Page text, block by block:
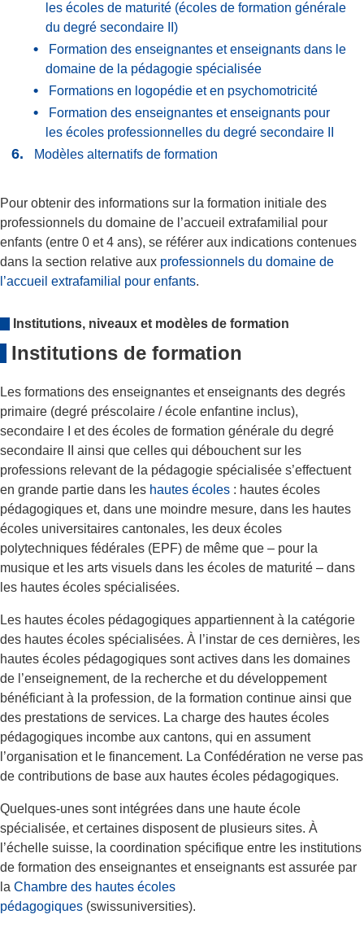
les écoles de maturité (écoles de formation générale
du degré secondaire II)
Formation des enseignantes et enseignants dans le
domaine de la pédagogie spécialisée
Formations en logopédie et en psychomotricité
Formation des enseignantes et enseignants pour
les écoles professionnelles du degré secondaire II
Modèles alternatifs de formation
Pour obtenir des informations sur la formation initiale des
professionnels du domaine de l’accueil extrafamilial pour
enfants (entre 0 et 4 ans), se référer aux indications contenues
dans la section relative aux professionnels du domaine de
l’accueil extrafamilial pour enfants.
Institutions, niveaux et modèles de formation
Institutions de formation
Les formations des enseignantes et enseignants des degrés
primaire (degré préscolaire / école enfantine inclus),
secondaire I et des écoles de formation générale du degré
secondaire II ainsi que celles qui débouchent sur les
professions relevant de la pédagogie spécialisée s’effectuent
en grande partie dans les hautes écoles : hautes écoles
pédagogiques et, dans une moindre mesure, dans les hautes
écoles universitaires cantonales, les deux écoles
polytechniques fédérales (EPF) de même que – pour la
musique et les arts visuels dans les écoles de maturité – dans
les hautes écoles spécialisées.
Les hautes écoles pédagogiques appartiennent à la catégorie
des hautes écoles spécialisées. À l’instar de ces dernières, les
hautes écoles pédagogiques sont actives dans les domaines
de l’enseignement, de la recherche et du développement
bénéficiant à la profession, de la formation continue ainsi que
des prestations de services. La charge des hautes écoles
pédagogiques incombe aux cantons, qui en assument
l’organisation et le financement. La Confédération ne verse pas
de contributions de base aux hautes écoles pédagogiques.
Quelques-unes sont intégrées dans une haute école
spécialisée, et certaines disposent de plusieurs sites. À
l’échelle suisse, la coordination spécifique entre les institutions
de formation des enseignantes et enseignants est assurée par
la Chambre des hautes écoles
pédagogiques (swissuniversities).